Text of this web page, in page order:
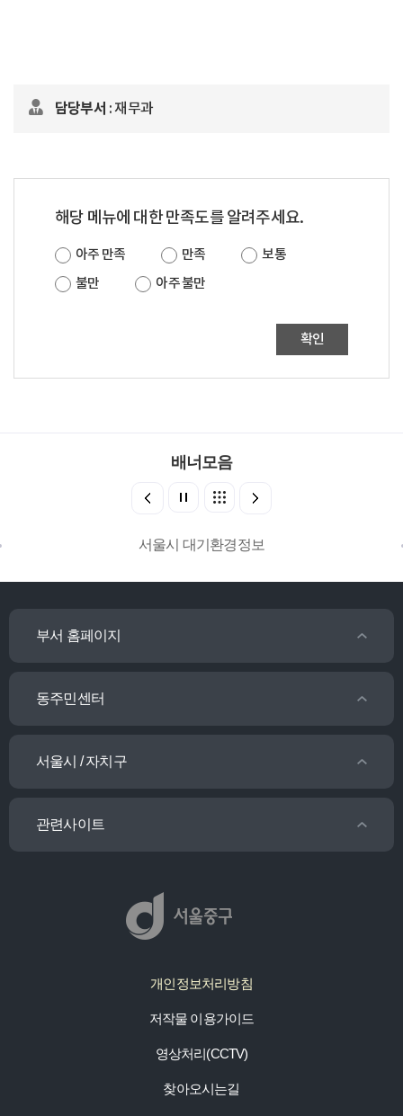
담당부서 : 재무과
해당 메뉴에 대한 만족도를 알려주세요.
아주 만족 만족
보통
불만
아주 불만
확인
배너모음
서울시 대기환경정보
부서 홈페이지
동주민센터
서울시 / 자치구
관련사이트
개인정보처리방침
저작물 이용가이드
영상처리(CCTV)
찾아오시는길